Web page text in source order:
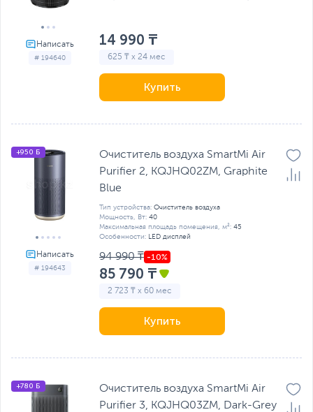
# 194640
14 990 ₸
625 ₸ x 24 мес
Купить
# 194643
+950 Б
Очиститель воздуха SmartMi Air
Purifier 2, KQJHQ02ZM, Graphite
Blue
Тип устройства: Очиститель воздуха
Мощность, Вт: 40
Максимальная площадь помещения, м²: 45
Особенности:
LED дисплей
94 990 ₸
85 790 ₸
2 723 ₸ x 60 мес
Купить
+780 Б
Очиститель воздуха SmartMi Air
Purifier 3, KQJHQ03ZM, Dark-Grey